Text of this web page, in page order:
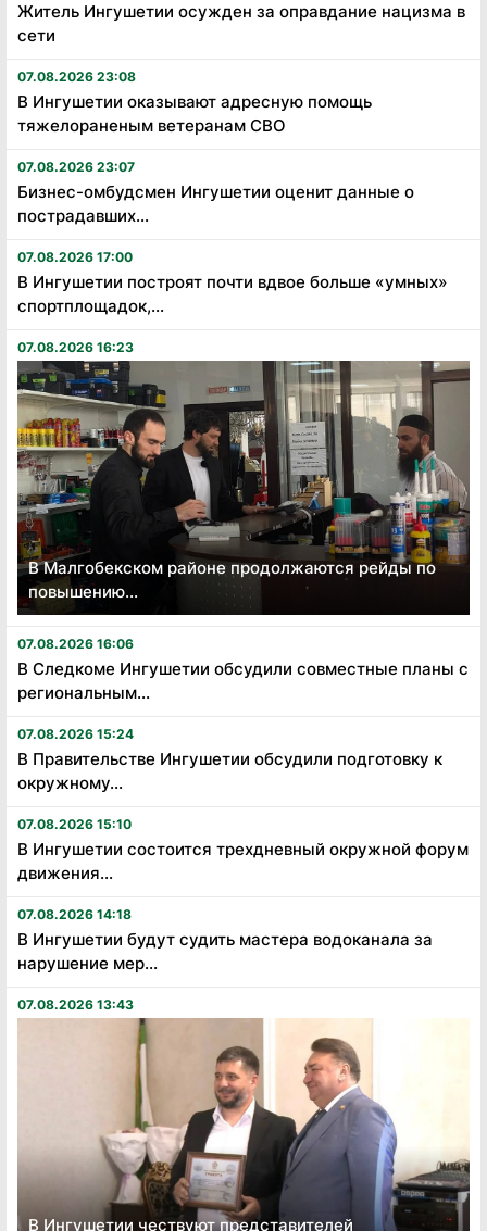
Житель Ингушетии осужден за оправдание нацизма в
сети
07.08.2026 23:08
В Ингушетии оказывают адресную помощь
тяжелораненым ветеранам СВО
07.08.2026 23:07
Бизнес-омбудсмен Ингушетии оценит данные о
пострадавших...
07.08.2026 17:00
В Ингушетии построят почти вдвое больше «умных»
спортплощадок,...
07.08.2026 16:23
В Малгобекском районе продолжаются рейды по
повышению...
07.08.2026 16:06
В Следкоме Ингушетии обсудили совместные планы с
региональным...
07.08.2026 15:24
В Правительстве Ингушетии обсудили подготовку к
окружному...
07.08.2026 15:10
В Ингушетии состоится трехдневный окружной форум
движения...
07.08.2026 14:18
В Ингушетии будут судить мастера водоканала за
нарушение мер...
07.08.2026 13:43
В Ингушетии чествуют представителей